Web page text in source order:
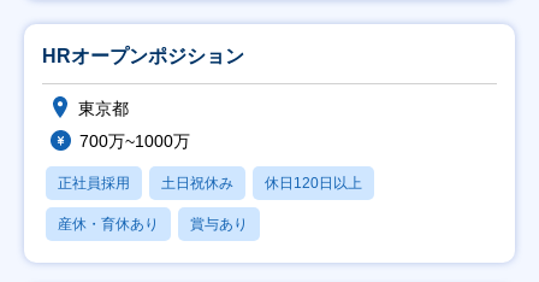
HRオープンポジション
東京都
700万~1000万
正社員採用 土日祝休み 休日120日以上
産休・育休あり 賞与あり